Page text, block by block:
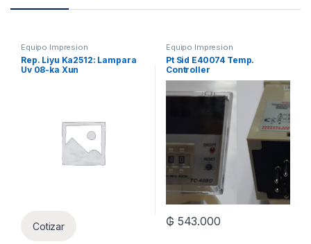
Equipo Impresion
Rep. Liyu Ka2512: Lampara
Uv 08-ka Xun
Cotizar
Equipo Impresion
Pt Sid E40074 Temp.
Controller
₲ 543.000